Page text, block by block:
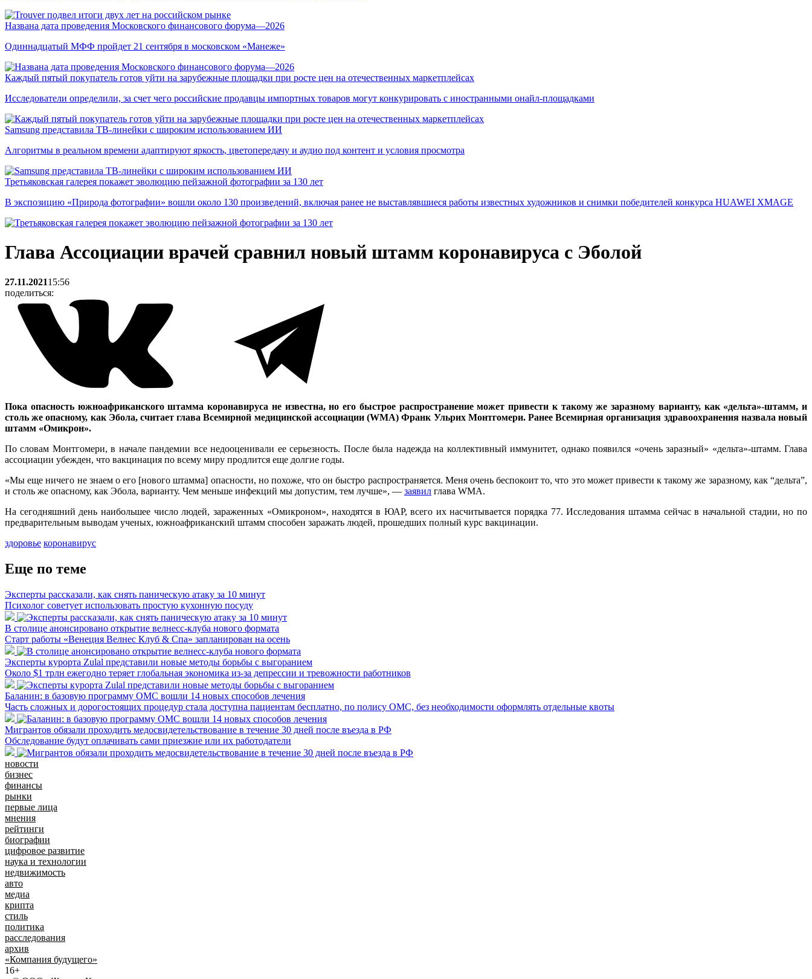
Названа дата проведения Московского финансового форума—2026
Одиннадцатый МФФ пройдет 21 сентября в московском «Манеже»
Каждый пятый покупатель готов уйти на зарубежные площадки при росте цен на отечественных маркетплейсах
Исследователи определили, за счет чего российские продавцы импортных товаров могут конкурировать с иностранными онайл-площадками
Samsung представила ТВ-линейки с широким использованием ИИ
Алгоритмы в реальном времени адаптируют яркость, цветопередачу и аудио под контент и условия просмотра
Третьяковская галерея покажет эволюцию пейзажной фотографии за 130 лет
В экспозицию «Природа фотографии» вошли около 130 произведений, включая ранее не выставлявшиеся работы известных художников и снимки победителей конкурса HUAWEI XMAGE
Глава Ассоциации врачей сравнил новый штамм коронавируса с Эболой
27.11.202115:56
поделиться:
Пока опасность южноафриканского штамма коронавируса не известна, но его быстрое распространение может привести к такому же заразному варианту, как «дельта»-штамм, и
столь же опасному, как Эбола, считает глава Всемирной медицинской ассоциации (WMA) Франк Ульрих Монтгомери. Ранее Всемирная организация здравоохранения назвала новый
штамм «Омикрон».
По словам Монтгомери, в начале пандемии все недооценивали ее серьезность. После была надежда на коллективный иммунитет, однако появился «очень заразный» «дельта»-штамм. Глава
ассоциации убежден, что вакцинация по всему миру продлится еще долгие годы.
«Мы еще ничего не знаем о его [нового штамма] опасности, но похоже, что он быстро распространяется. Меня очень беспокоит то, что это может привести к такому же заразному, как “дельта”,
и столь же опасному, как Эбола, варианту. Чем меньше инфекций мы допустим, тем лучше», — заявил глава WMA.
На сегодняшний день наибольшее число людей, зараженных «Омикроном», находятся в ЮАР, всего их насчитывается порядка 77. Исследования штамма сейчас в начальной стадии, но по
предварительным выводам ученых, южноафриканский штамм способен заражать людей, прошедших полный курс вакцинации.
здоровье коронавирус
Еще по теме
Эксперты рассказали, как снять паническую атаку за 10 минут
Психолог советует использовать простую кухонную посуду
В столице анонсировано открытие велнесс-клуба нового формата
Старт работы «Венеция Велнес Клуб & Спа» запланирован на осень
Эксперты курорта Zulal представили новые методы борьбы с выгоранием
Около $1 трлн ежегодно теряет глобальная экономика из-за депрессии и тревожности работников
Баланин: в базовую программу ОМС вошли 14 новых способов лечения
Часть сложных и дорогостоящих процедур стала доступна пациентам бесплатно, по полису ОМС, без необходимости оформлять отдельные квоты
Мигрантов обязали проходить медосвидетельствование в течение 30 дней после въезда в РФ
Обследование будут оплачивать сами приезжие или их работодатели
новости
бизнес
финансы
рынки
первые лица
мнения
рейтинги
биографии
цифровое развитие
наука и технологии
недвижимость
авто
медиа
крипта
стиль
политика
расследования
архив
«Компания будущего»
16+